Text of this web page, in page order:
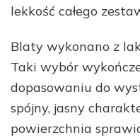
lekkość całego
Blaty wykonano z
Taki wybór
dopasowaniu do
spójny, jasny
powierzchnia